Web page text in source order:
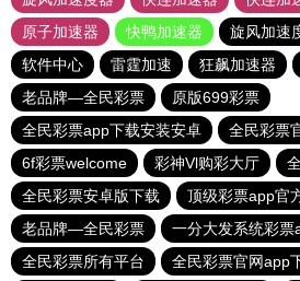
原子加速器
快鸭加速器 旋风加速
软件中心
雷霆加速 狂飙加速器
老品牌—全民彩票
原版699彩票
全民彩票app下载安装安卓
全民彩票
6f彩票welcome
彩神Vl购彩大厅
全民彩票安卓版下载
顶级彩票app官
老品牌—全民彩票
一分大发系统彩票
全民彩票所有平台
全民彩票官网app